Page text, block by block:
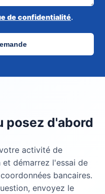
de confidentialité.
posez d'abord
activité de
démarrez l'essai de
bancaires.
envoyez le